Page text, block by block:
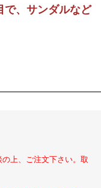
で、サンダルなど
上、ご注文下さい。取